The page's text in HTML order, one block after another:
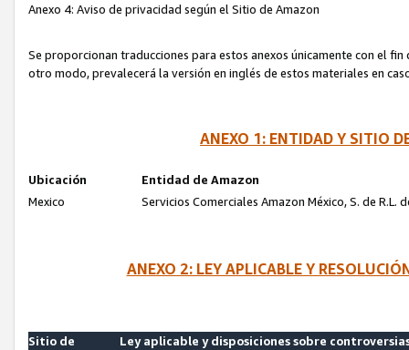
Anexo 4: Aviso de privacidad según el Sitio de Amazon
Se proporcionan traducciones para estos anexos únicamente con el
otro modo, prevalecerá la versión en inglés de estos materiales en
ANEXO 1: ENTIDAD Y SITIO
Ubicación
Entidad de Amazon
Mexico
Servicios Comerciales Amazon México, S. de R.L.
ANEXO 2: LEY APLICABLE Y
Sitio de
Ley aplicable y disposiciones sobre